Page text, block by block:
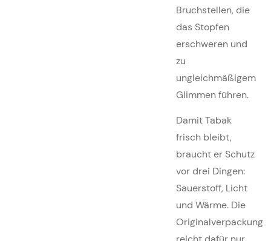
Bruchstellen, die
das Stopfen
erschweren und
zu
ungleichmäßigem
Glimmen führen.
Damit Tabak
frisch bleibt,
braucht er Schutz
vor drei Dingen:
Sauerstoff, Licht
und Wärme. Die
Originalverpackung